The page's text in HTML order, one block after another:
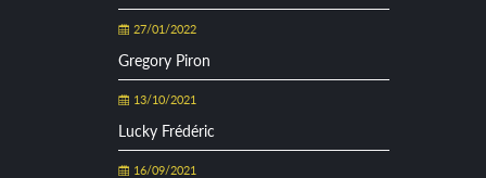
27/01/2022
Gregory Piron
13/10/2021
Lucky Frédéric
16/09/2021